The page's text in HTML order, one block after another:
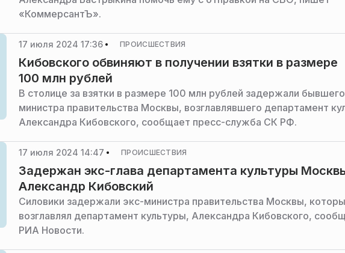
«КоммерсантЪ».
17 июля 2024 17:36 ПРОИСШЕСТВИЯ
Кибовского обвиняют в получении взятки в размере
100 млн рублей
В столице за взятки в размере 100 млн рублей задержали бывшего
министра правительства Москвы, возглавлявшего департамент
Александра Кибовского, сообщает пресс-служба СК РФ.
17 июля 2024 14:47 ПРОИСШЕСТВИЯ
Задержан экс-глава департамента культуры
Александр Кибовский
Силовики задержали экс-министра правительства Москвы,
возглавлял департамент культуры, Александра Кибовского,
РИА Новости.